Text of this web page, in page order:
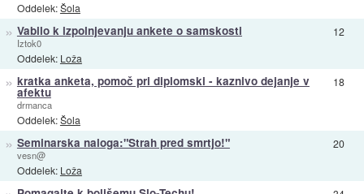
Oddelek:Šola
» Vabilo k izpolnjevanju ankete o samskosti
Iztok0
Oddelek: Loža
12
» kratka anketa, pomoč pri diplomski - kaznivo dejanje v
afektu
drmanca
Oddelek:Šola
18
» Seminarska naloga:"Strah pred smrtjo!"
vesn@
Oddelek: Loža
20